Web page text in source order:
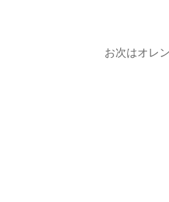
お次はオレ